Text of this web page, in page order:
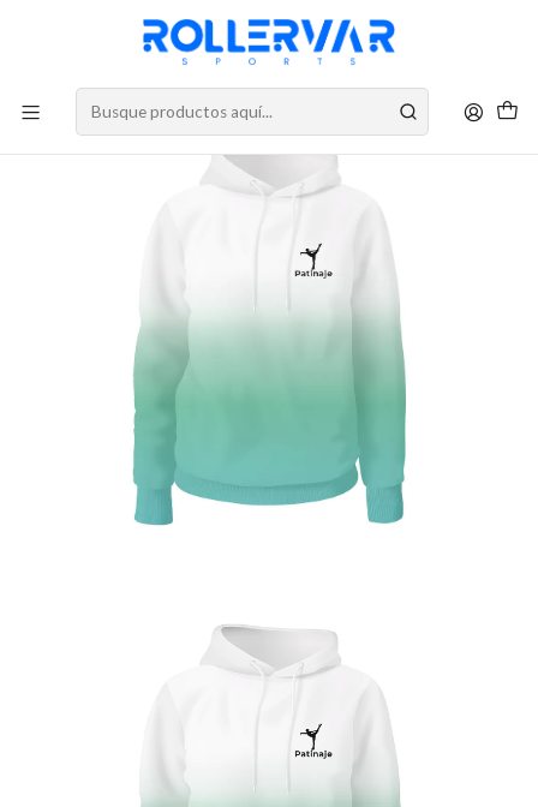
DESPACHOS A TODO CHILE